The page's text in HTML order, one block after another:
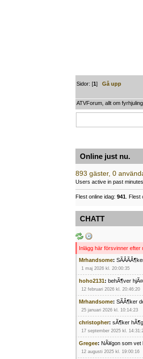
Sidor: [1]Gå upp
ATVForum, allt om
Online just nu.
893 gäster, 0
Users active in past
Flest online idag: 941 .
CHATT
Inlägg här försvinner efter
Mrhandsome:
1 maj 2026 kl. 20:00:35
hoho2131: behÃ¶ver
12 februari 2026 kl. 20:46:20
Mrhandsome: SÃÂ¶ker
25 januari 2026 kl. 10:14:23
christopher: sÃ¶ker
17 september 2025 kl.
Gregee: NÃ¥gon som vet
12 augusti 2025 kl. 19:00:16